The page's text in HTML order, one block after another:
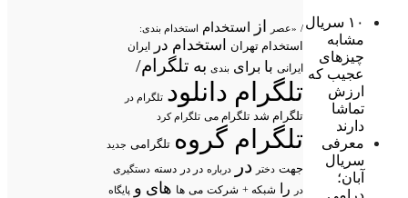
۱۰ سریال
مشابه
چیزهای
عجیب که
ارزش
تماشا
دارند
معرفی
سریال
آبان؛
درامی
/ «عصر از استخدام استخدام بندی:
استخدام تهران استخدام در ایران
ایرانی با برای بندی به تلگرام/
تلگرام دانلود تلگرام در
تلگرام شد تلگرام می تلگرام کرد
تلگرام گروه تلگرامی جدید
جهت دختر در درباره در در دسته دستگیری
در
را شبکه + شرکت می ها های و پایگاه